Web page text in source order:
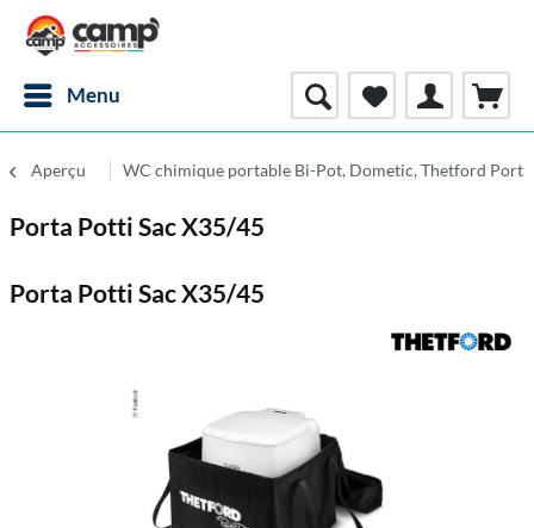
Menu
Aperçu WC chimique portable Bi-Pot, Dometic, Thetford
Porta Potti Sac X35/45
Porta Potti Sac X35/45